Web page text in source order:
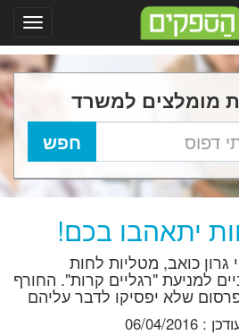
מומלצים למשרד
יתאהבו בכם!
גרון כואב, מטליות לחות
למניעת "רגליים קרות". החורף
שלא יפסיקו לדבר עליהם
:
06/04/2016